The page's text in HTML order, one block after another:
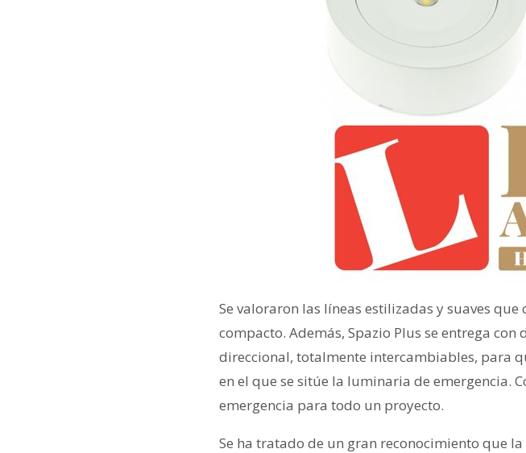
Se valoraron las líneas estilizadas y suaves
compacto. Además, Spazio Plus se entrega
direccional, totalmente intercambiables, para
en el que se sitúe la luminaria de emergencia.
emergencia para todo un proyecto.
Se ha tratado de un gran reconocimiento que la